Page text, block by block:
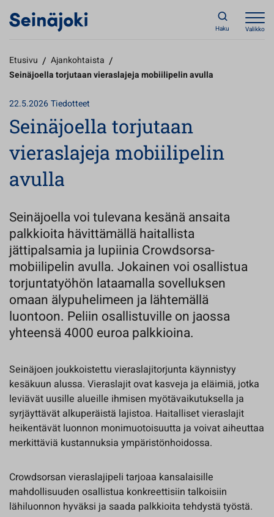
Haku Valikko
Etusivu / Ajankohtaista /
Seinäjoella torjutaan vieraslajeja mobiilipelin avulla
22.5.2026Tiedotteet
Seinäjoella torjutaan
vieraslajeja mobiilipelin
avulla
Seinäjoella voi tulevana kesänä ansaita
palkkioita hävittämällä haitallista
jättipalsamia ja lupiinia Crowdsorsa-
mobiilipelin avulla. Jokainen voi osallistua
torjuntatyöhön lataamalla sovelluksen
omaan älypuhelimeen ja lähtemällä
luontoon. Peliin osallistuville on jaossa
yhteensä 4000 euroa palkkioina.
Seinäjoen joukkoistettu vieraslajitorjunta käynnistyy
kesäkuun alussa. Vieraslajit ovat kasveja ja eläimiä, jotka
leviävät uusille alueille ihmisen myötävaikutuksella ja
syrjäyttävät alkuperäistä lajistoa. Haitalliset vieraslajit
heikentävät luonnon monimuotoisuutta ja voivat aiheuttaa
merkittäviä kustannuksia ympäristönhoidossa.
Crowdsorsan vieraslajipeli tarjoaa kansalaisille
mahdollisuuden osallistua konkreettisiin talkoisiin
lähiluonnon hyväksi ja saada palkkioita tehdystä työstä.